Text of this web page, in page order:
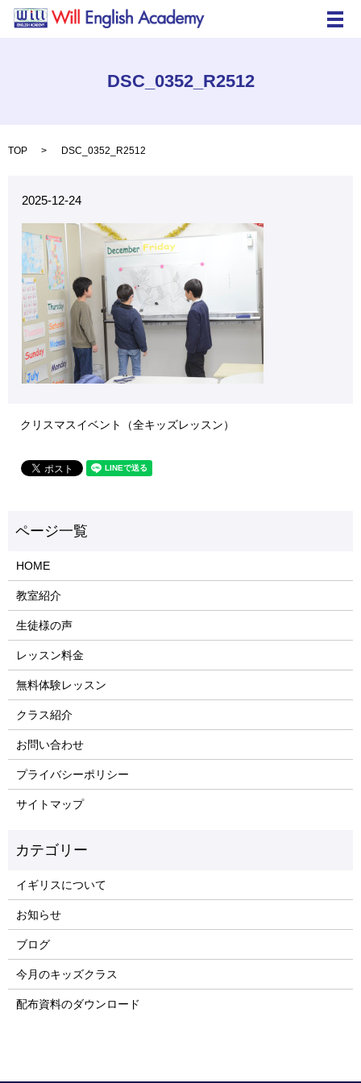
メ
DSC_0352_R2512
TOP DSC_0352_R2512
2025-12-24
クリスマスイベント（全キッズレッスン）
HOME
教室紹介
生徒様の声
レッスン料金
無料体験レッスン
クラス紹介
お問い合わせ
プライバシーポリシー
サイトマップ
イギリスについて
お知らせ
ブログ
今月のキッズクラス
配布資料のダウンロード